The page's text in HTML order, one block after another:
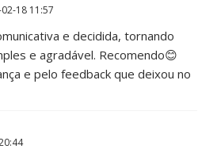
18 11:57
e decidida, tornando
e agradável. Recomendo😊
e pelo feedback que deixou no